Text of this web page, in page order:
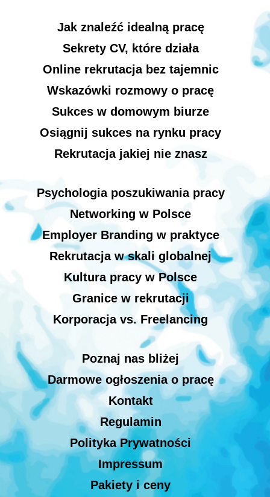
Jak znaleźć idealną pracę
Sekrety CV, które działa
Online rekrutacja bez tajemnic
Wskazówki rozmowy o pracę
Sukces w domowym biurze
Osiągnij sukces na rynku pracy
Rekrutacja jakiej nie znasz
Psychologia poszukiwania pracy
Networking w Polsce
Employer Branding w praktyce
Rekrutacja w skali globalnej
Kultura pracy w Polsce
Granice w rekrutacji
Korporacja vs. Freelancing
Poznaj nas bliżej
Darmowe ogłoszenia o pracę
Kontakt
Regulamin
Polityka Prywatności
Impressum
Pakiety i ceny